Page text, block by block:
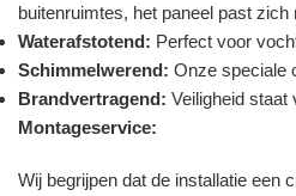
buitenruimtes, het paneel past zich
Waterafstotend: Perfect voor
Schimmelwerend: Onze speciale
Brandvertragend: Veiligheid staat
Montageservice:
Wij begrijpen dat de installatie een